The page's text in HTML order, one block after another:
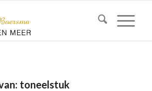
toneelstuk